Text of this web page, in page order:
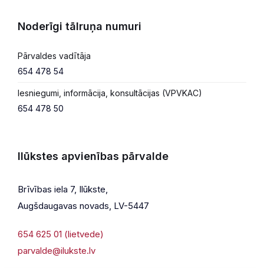
Noderīgi tālruņa numuri
Pārvaldes vadītāja
654 478 54
Iesniegumi, informācija, konsultācijas (VPVKAC)
654 478 50
Ilūkstes apvienības pārvalde
Brīvības iela 7, Ilūkste,
Augšdaugavas novads, LV-5447
654 625 01 (lietvede)
parvalde@ilukste.lv